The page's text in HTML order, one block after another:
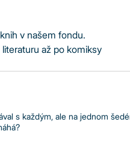
v našem fondu.
až po komiksy
s každým, ale na jednom